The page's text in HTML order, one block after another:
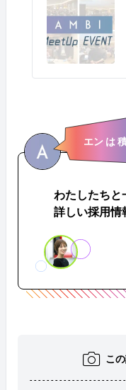
エン は
わたしたちと
詳しい採用情
こ